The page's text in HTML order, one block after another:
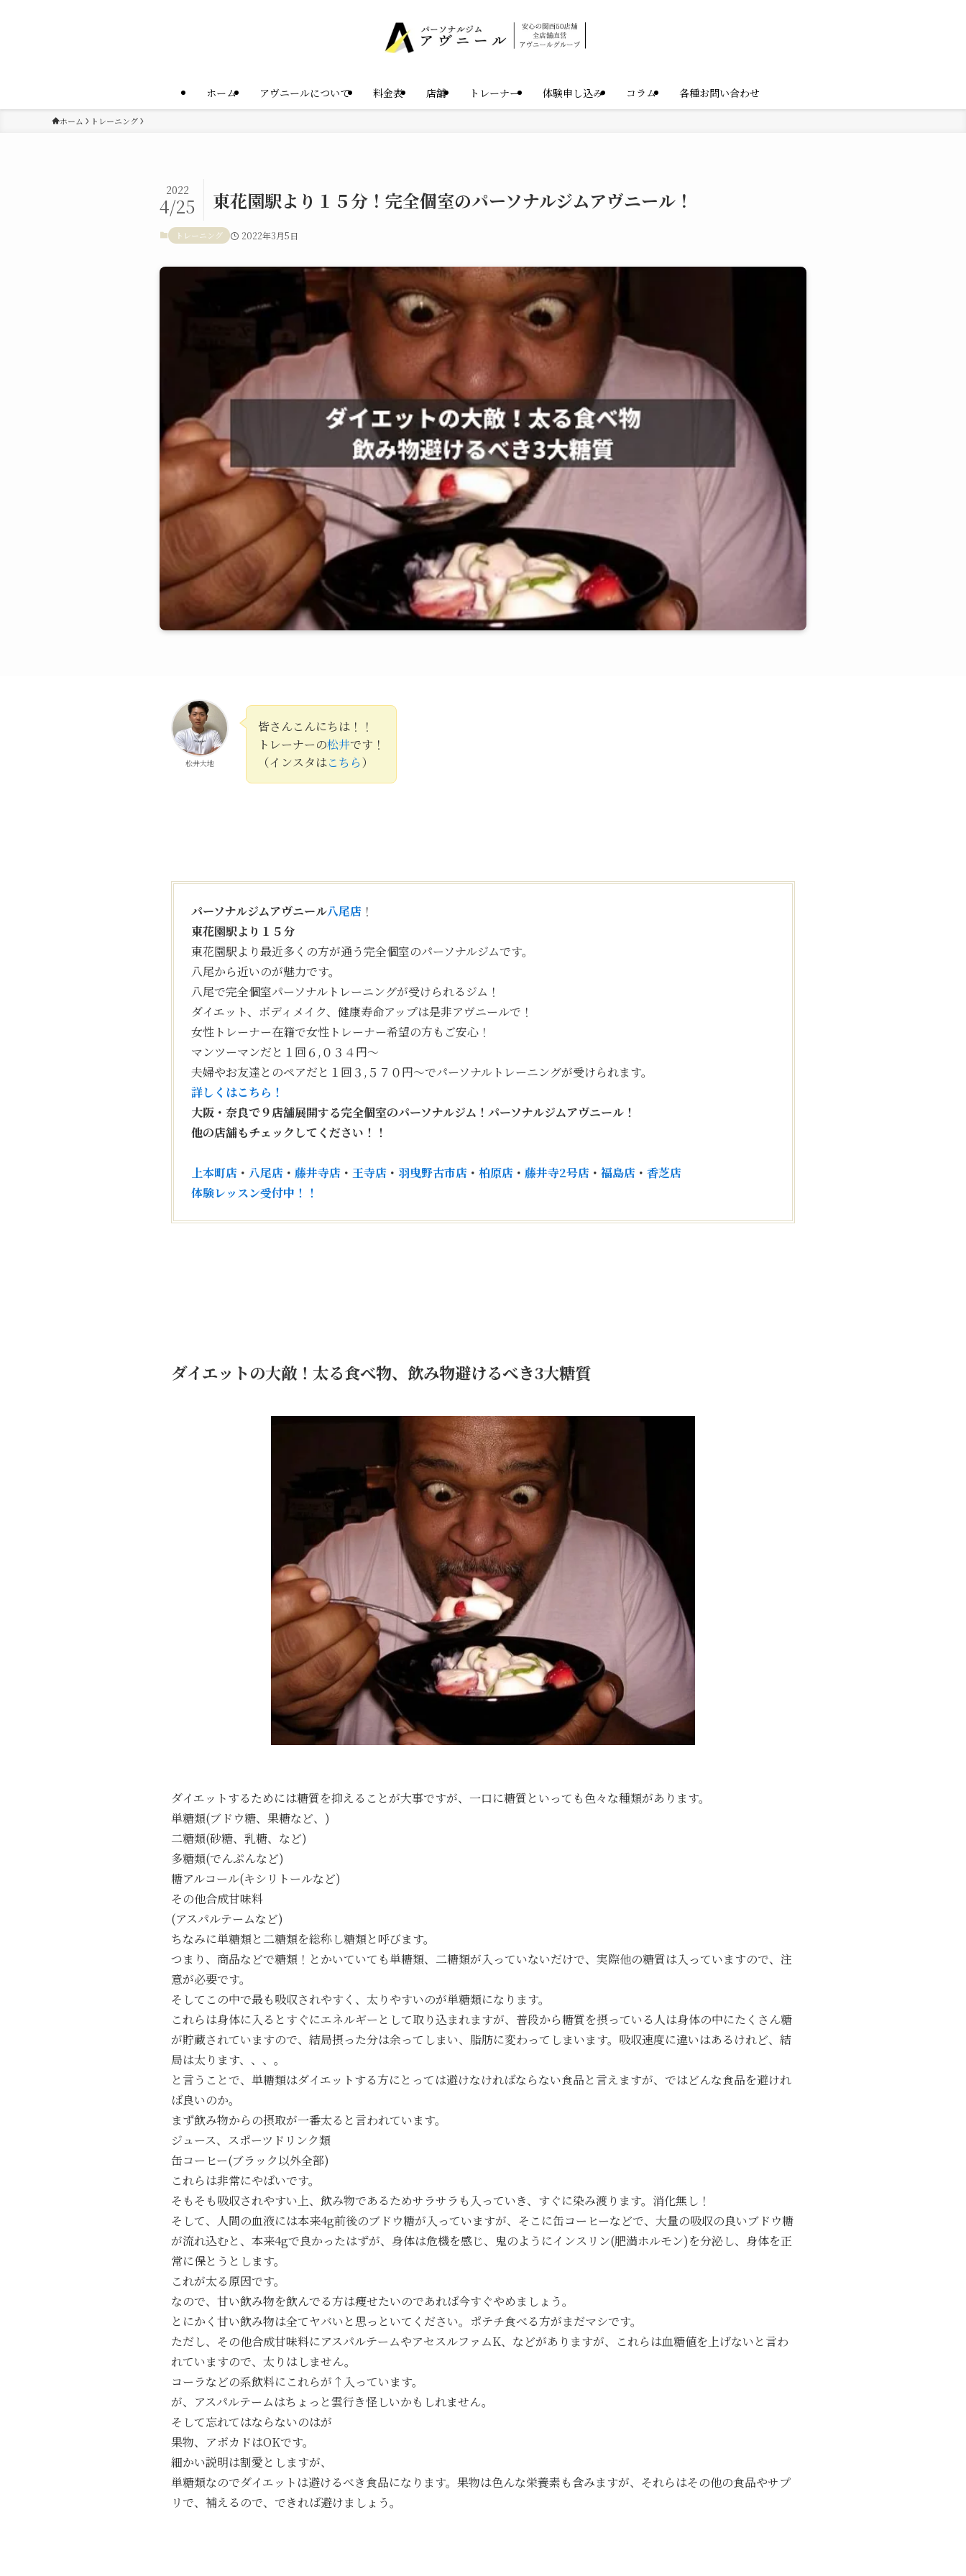
ホーム アヴニールについて 料金表 店舗 トレーナー 体験申し込み コラム 各種お問い合わせ
ホーム トレーニング
東花園駅より１５分！完全個室のパーソナルジムアヴニール！
2022
4/25
トレーニング 2022年3月5日
松井大地
皆さんこんにちは！！
トレーナーの松井です！
（インスタはこちら）
パーソナルジムアヴニール八尾店 ！
東花園駅より１５分
東花園駅より最近多くの方が通う完全個室のパーソナルジムです。
八尾から近いのが魅力です。
八尾で完全個室パーソナルトレーニングが受けられるジム！
ダイエット、ボディメイク、健康寿命アップは是非アヴニールで！
女性トレーナー在籍で女性トレーナー希望の方もご安心！
マンツーマンだと１回６,０３４円〜
夫婦やお友達とのペアだと１回３,５７０円〜でパーソナルトレーニングが受けられます。
詳しくはこちら！
大阪・奈良で９店舗展開する完全個室のパーソナルジム！パーソナルジムアヴニール！
他の店舗もチェックしてください！！
上本町店 ・ 八尾店 ・ 藤井寺店 ・ 王寺店 ・ 羽曳野古市店 ・ 柏原店 ・ 藤井寺2号店 ・ 福島店 ・ 香芝店
体験レッスン受付中！！
ダイエットの大敵！太る食べ物、飲み物避けるべき3大糖質
ダイエットするためには糖質を抑えることが大事ですが、一口に糖質といっても色々な種類があります。
単糖類(ブドウ糖、果糖など、)
二糖類(砂糖、乳糖、など)
多糖類(でんぷんなど)
糖アルコール(キシリトールなど)
その他合成甘味料
(アスパルテームなど)
ちなみに単糖類と二糖類を総称し糖類と呼びます。
つまり、商品などで糖類！とかいていても単糖類、二糖類が入っていないだけで、実際他の糖質は入っていますので、注
意が必要です。
そしてこの中で最も吸収されやすく、太りやすいのが単糖類になります。
これらは身体に入るとすぐにエネルギーとして取り込まれますが、普段から糖質を摂っている人は身体の中にたくさん糖
が貯蔵されていますので、結局摂った分は余ってしまい、脂肪に変わってしまいます。吸収速度に違いはあるけれど、結
局は太ります、、、。
と言うことで、単糖類はダイエットする方にとっては避けなければならない食品と言えますが、ではどんな食品を避けれ
ば良いのか。
まず飲み物からの摂取が一番太ると言われています。
ジュース、スポーツドリンク類
缶コーヒー(ブラック以外全部)
これらは非常にやばいです。
そもそも吸収されやすい上、飲み物であるためサラサラも入っていき、すぐに染み渡ります。消化無し！
そして、人間の血液には本来4g前後のブドウ糖が入っていますが、そこに缶コーヒーなどで、大量の吸収の良いブドウ糖
が流れ込むと、本来4gで良かったはずが、身体は危機を感じ、鬼のようにインスリン(肥満ホルモン)を分泌し、身体を正
常に保とうとします。
これが太る原因です。
なので、甘い飲み物を飲んでる方は痩せたいのであれば今すぐやめましょう。
とにかく甘い飲み物は全てヤバいと思っといてください。ポテチ食べる方がまだマシです。
ただし、その他合成甘味料にアスパルテームやアセスルファムK、などがありますが、これらは血糖値を上げないと言わ
れていますので、太りはしません。
コーラなどの系飲料にこれらが↑入っています。
が、アスパルテームはちょっと雲行き怪しいかもしれません。
そして忘れてはならないのはが
果物、アボカドはOKです。
細かい説明は割愛としますが、
単糖類なのでダイエットは避けるべき食品になります。果物は色んな栄養素も含みますが、それらはその他の食品やサプ
リで、補えるので、できれば避けましょう。